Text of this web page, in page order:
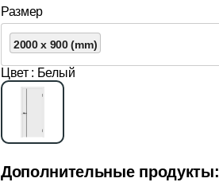
Размер
2000 x 900 (mm)
Цвет : Белый
Дополнительные продукты: